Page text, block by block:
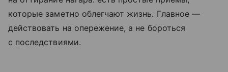
которые заметно облегчают жизнь. Главное —
действовать на опережение, а не бороться
с последствиями.